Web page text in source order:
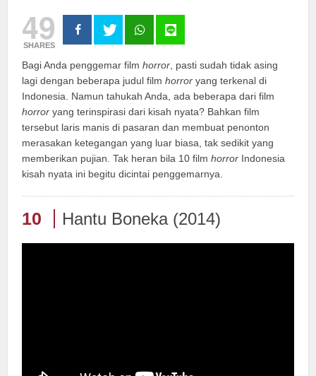
49
SHARES
Bagi Anda penggemar filmhorror , pasti sudah tidak asing
lagi dengan beberapa judul filmhorroryang terkenal di
Indonesia. Namun tahukah Anda, ada beberapa dari film
horror yang terinspirasi dari kisah nyata? Bahkan film
tersebut laris manis di pasaran dan membuat penonton
merasakan ketegangan yang luar biasa, tak sedikit yang
memberikan pujian. Tak heran bila 10 filmhorror Indonesia
kisah nyata ini begitu dicintai penggemarnya.
10 Hantu Boneka (2014)